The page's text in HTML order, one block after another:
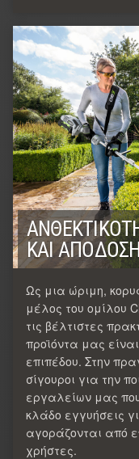
ΚΑΙ
Ως μια ώριμη,
μέλος του ομίλου
τις βέλτιστες
προϊόντα μας
επιπέδου. Στην
σίγουροι για την
εργαλείων μας
κλάδο εγγυήσεις
αγοράζονται από
χρήστες.